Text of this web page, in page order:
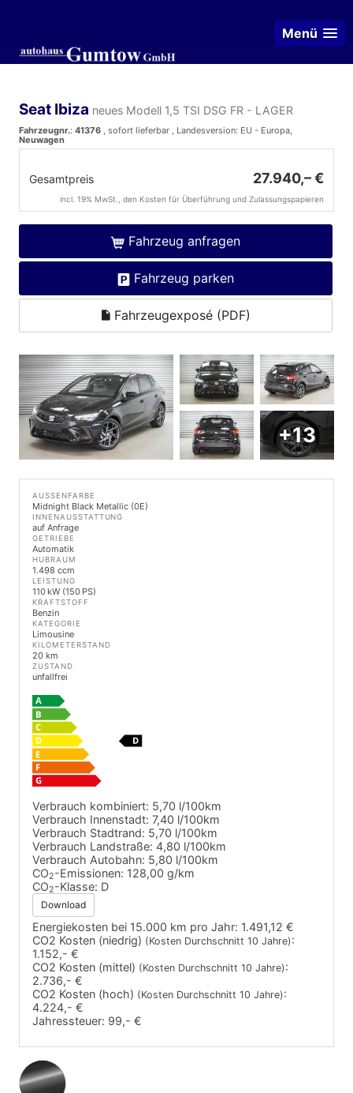
Menü
Seat Ibiza neues Modell 1,5 TSI DSG FR - LAGER
Fahrzeugnr.: 41376 , sofort lieferbar , Landesversion: EU - Europa,
Neuwagen
Gesamtpreis 27.940,– €
incl. 19% MwSt., den Kosten für Überführung und Zulassungspapieren
Fahrzeug anfragen
Fahrzeug parken
Fahrzeugexposé (PDF)
+13
AUSSENFARBE
Midnight Black Metallic (0E)
INNENAUSSTATTUNG
auf Anfrage
GETRIEBE
Automatik
HUBRAUM
1.498 ccm
LEISTUNG
110 kW (150 PS)
KRAFTSTOFF
Benzin
KATEGORIE
Limousine
KILOMETERSTAND
20 km
ZUSTAND
unfallfrei
Verbrauch kombiniert: 5,70 l/100km
Verbrauch Innenstadt: 7,40 l/100km
Verbrauch Stadtrand: 5,70 l/100km
Verbrauch Landstraße: 4,80 l/100km
Verbrauch Autobahn: 5,80 l/100km
CO2-Emissionen: 128,00 g/km
CO2-Klasse: D
Download
Energiekosten bei 15.000 km pro Jahr: 1.491,12 €
CO2 Kosten (niedrig) (Kosten Durchschnitt 10 Jahre):
1.152,- €
CO2 Kosten (mittel) (Kosten Durchschnitt 10 Jahre):
2.736,- €
CO2 Kosten (hoch) (Kosten Durchschnitt 10 Jahre):
4.224,- €
Jahressteuer: 99,- €